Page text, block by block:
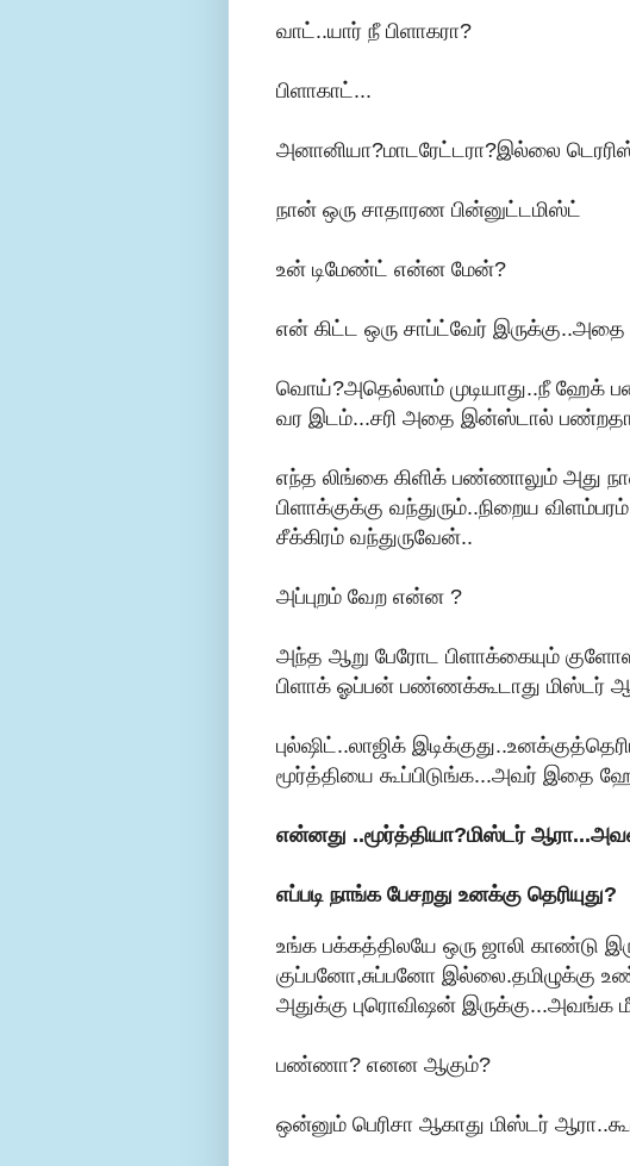
வாட்..யார் நீ பிளாகரா?
பிளாகாட்...
அனானியா?மாடரேட்டரா?இல்லை
நான் ஒரு சாதாரண பின்னுட்டமிஸ்ட்
உன் டிமேண்ட் என்ன மேன்?
என் கிட்ட ஒரு சாப்ட்வேர்
வொய்?அதெல்லாம் முடியாது..நீ ஹேக்
வர இடம்...சரி அதை இன்ஸ்டால்
எந்த லிங்கை கிளிக் பண்ணாலும் அது
பிளாக்குக்கு வந்துரும்..நிறைய
சீக்கிரம் வந்துருவேன்..
அப்புறம் வேற என்ன ?
அந்த ஆறு பேரோட பிளாக்கையும்
பிளாக் ஓப்பன் பண்ணக்கூடாது மிஸ்டர்
புல்ஷிட்..லாஜிக்
மூர்த்தியை கூப்பிடுங்க...அவர் இதை
என்னது ..மூர்த்தியா?மிஸ்டர்
எப்படி நாங்க பேசறது உனக்கு தெரியுது?
உங்க பக்கத்திலயே ஒரு ஜாலி காண்டு
குப்பனோ,சுப்பனோ
அதுக்கு புரொவிஷன்
பண்ணா? எனன ஆகும்?
ஒன்னும் பெரிசா ஆகாது மிஸ்டர்